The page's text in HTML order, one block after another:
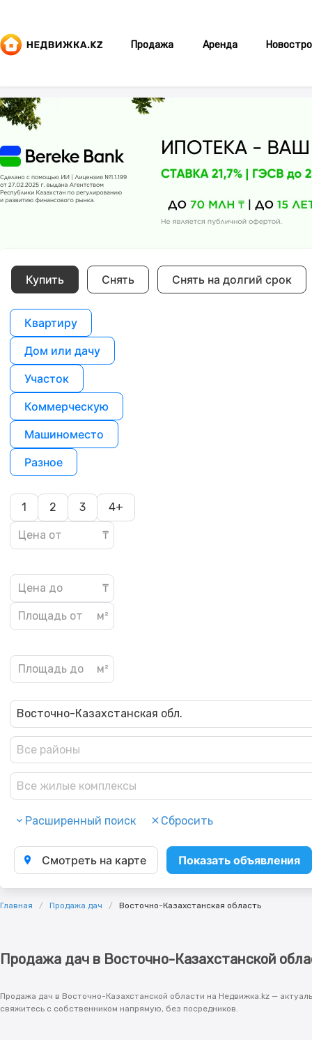
Продажа Аренда
Купить Снять Снять на долгий срок
Квартиру
Дом или дачу
Участок
Коммерческую
Машиноместо
Разное
1 2 3 4+
Восточно-Казахстанская обл.
Все районы
Все жилые комплексы
Расширенный поиск Сбросить
Смотреть на карте Показать объявления
Главная Продажа дач Восточно-Казахстанская область
Продажа дач в Восточно-Казахстанской
Продажа дач в Восточно-Казахстанской области на Недвижка.kz —
свяжитесь с собственником напрямую, без посредников.